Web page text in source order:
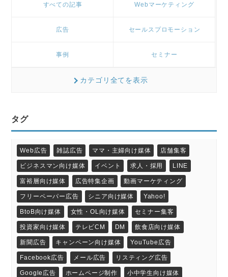
すべての記事 Webマーケティング
広告 セールスプロモーション
事例 セミナー
カテゴリ全てを表示
タグ
Web広告 雑誌広告 ママ・主婦向け媒体 店舗集客
ビジネスマン向け媒体 イベント 求人・採用 LINE
富裕層向け媒体 広告特集企画 動画マーケティング
フリーペーパー広告 シニア向け媒体 Yahoo!
BtoB向け媒体 女性・OL向け媒体 セミナー集客
投資家向け媒体 テレビCM DM 飲食店向け媒体
新聞広告 キャンペーン向け媒体 YouTube広告
Facebook広告 メール広告 リスティング広告
Google広告 ホームページ制作 小中学生向け媒体